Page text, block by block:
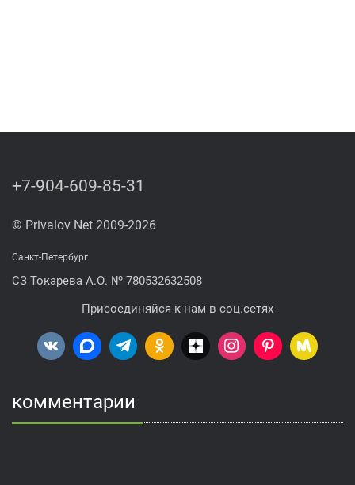
+7-904-609-85-31
© Privalov Net 2009-2026
Санкт-Петербург
СЗ Токарева А.О. № 780532632508
Присоединяйся к нам в соц.сетях
комментарии